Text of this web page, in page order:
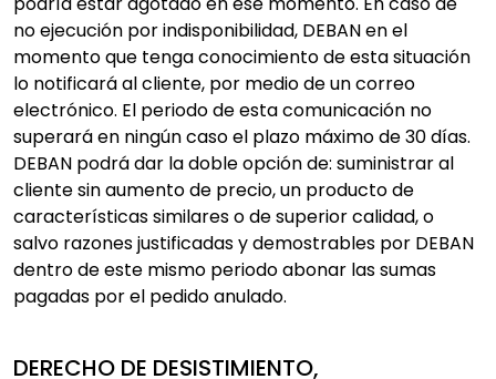
no ejecución por indisponibilidad, DEBAN en el
momento que tenga conocimiento de esta situación
lo notificará al cliente, por medio de un correo
electrónico. El periodo de esta comunicación no
superará en ningún caso el plazo máximo de 30 días.
DEBAN podrá dar la doble opción de: suministrar al
cliente sin aumento de precio, un producto de
características similares o de superior calidad, o
salvo razones justificadas y demostrables por DEBAN
dentro de este mismo periodo abonar las sumas
pagadas por el pedido anulado.
DERECHO DE DESISTIMIENTO,